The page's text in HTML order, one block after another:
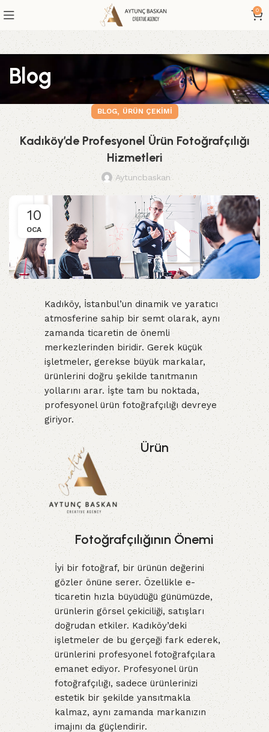
0
Blog
BLOG, ÜRÜN ÇEKIMI
Kadıköy’de Profesyonel Ürün Fotoğrafçılığı
Hizmetleri
Aytuncbaskan
10
OCA
Kadıköy, İstanbul’un dinamik ve yaratıcı
atmosferine sahip bir semt olarak, aynı
zamanda ticaretin de önemli
merkezlerinden biridir. Gerek küçük
işletmeler, gerekse büyük markalar,
ürünlerini doğru şekilde tanıtmanın
yollarını arar. İşte tam bu noktada,
profesyonel ürün fotoğrafçılığı devreye
giriyor.
Ürün
Fotoğrafçılığının Önemi
İyi bir fotoğraf, bir ürünün değerini
gözler önüne serer. Özellikle e-
ticaretin hızla büyüdüğü günümüzde,
ürünlerin görsel çekiciliği, satışları
doğrudan etkiler. Kadıköy’deki
işletmeler de bu gerçeği fark ederek,
ürünlerini profesyonel fotoğrafçılara
emanet ediyor. Profesyonel ürün
fotoğrafçılığı, sadece ürünlerinizi
estetik bir şekilde yansıtmakla
kalmaz, aynı zamanda markanızın
imajını da güçlendirir.